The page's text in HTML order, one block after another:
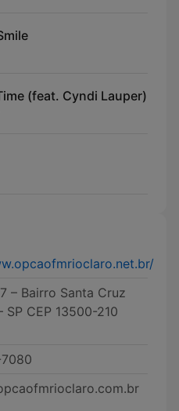
(feat. Cyndi Lauper)
– Bairro Santa Cruz
SP CEP 13500-210